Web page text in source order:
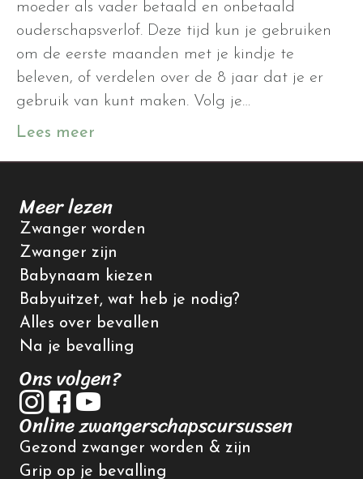
moeder als vader betaald en onbetaald
ouderschapsverlof. Deze tijd kun je gebruiken
om de eerste maanden met je kindje te
beleven, of verdelen over de 8 jaar dat je er
gebruik van kunt maken. Volg je…
Lees meer
Meer lezen
Zwanger worden
Zwanger zijn
Babynaam kiezen
Babyuitzet, wat heb je nodig?
Alles over bevallen
Na je bevalling
Ons volgen?
Online zwangerschapscursussen
Gezond zwanger worden & zijn
Grip op je bevalling